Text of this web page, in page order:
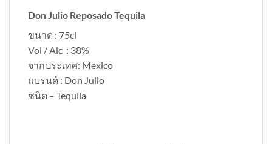
Don Julio Reposado Tequila
ขนาด : 75cl
Vol / Alc : 38%
จากประเทศ: Mexico
แบรนด์ : Don Julio
ชนิด – Tequila